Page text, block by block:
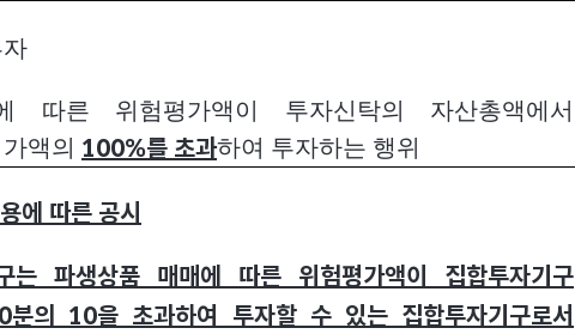
에 따른 위험평가액이 투자신탁의 자산총액에서
액의 100%를 초과하여 투자하는 행위
에 따른 공시
는 파생상품 매매에 따른 위험평가액이 집합투자기구
분의 10을 초과하여 투자할 수 있는 집합투자기구로서